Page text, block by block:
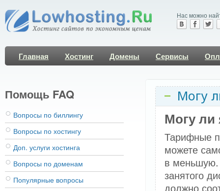
Нас можно
Главная Хостинг Домены Сервисы
Могу
Могу
Тарифные
можете
в меньшую.
занятого
должно
Помощь FAQ
Вопросы по биллингу
Вопросы по хостингу
Доп. услуги хостинга
Вопросы по доменам
Популярные вопросы